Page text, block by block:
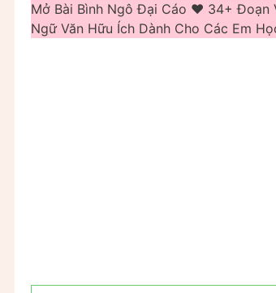
Mở Bài Bình Ngô Đại Cáo ❤️️ 34+ Đoạn
Ngữ Văn Hữu Ích Dành Cho Các Em